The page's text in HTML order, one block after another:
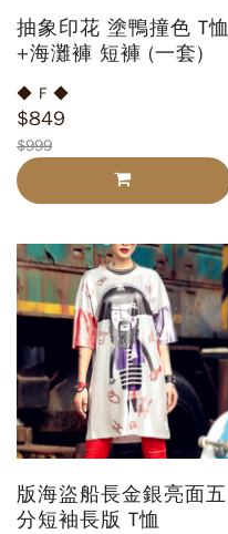
抽象印花 塗鴨撞色 T恤
+海灘褲 短褲 (一套)
◆ F ◆
$849
$999
版海盜船長金銀亮面五
分短袖長版 T恤